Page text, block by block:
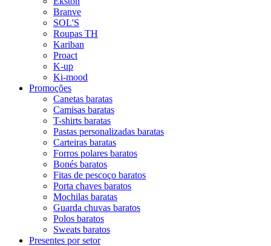
Branve
SOL'S
Roupas TH
Kariban
Proact
K-up
Ki-mood
Promoções
Canetas baratas
Camisas baratas
T-shirts baratas
Pastas personalizadas baratas
Carteiras baratas
Forros polares baratos
Bonés baratos
Fitas de pescoço baratos
Porta chaves baratos
Mochilas baratas
Guarda chuvas baratos
Polos baratos
Sweats baratos
Presentes por setor